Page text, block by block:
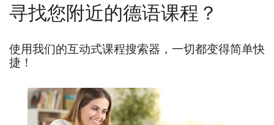
寻找您附近的德语课程？
使用我们的互动式课程搜索器，一切都变得简单快
捷！